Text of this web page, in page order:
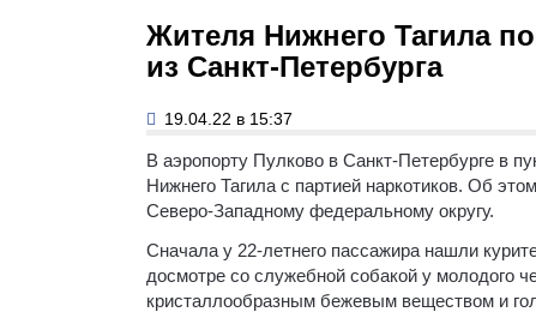
Жителя Нижнего Тагила
из Санкт-Петербурга
19.04.22 в 15:37
В аэропорту Пулково в Санкт-Петербурге в
Нижнего Тагила с партией наркотиков. Об
Северо-Западному федеральному округу.
Сначала у 22-летнего пассажира нашли
досмотре со служебной собакой у молодого
кристаллообразным бежевым веществом и